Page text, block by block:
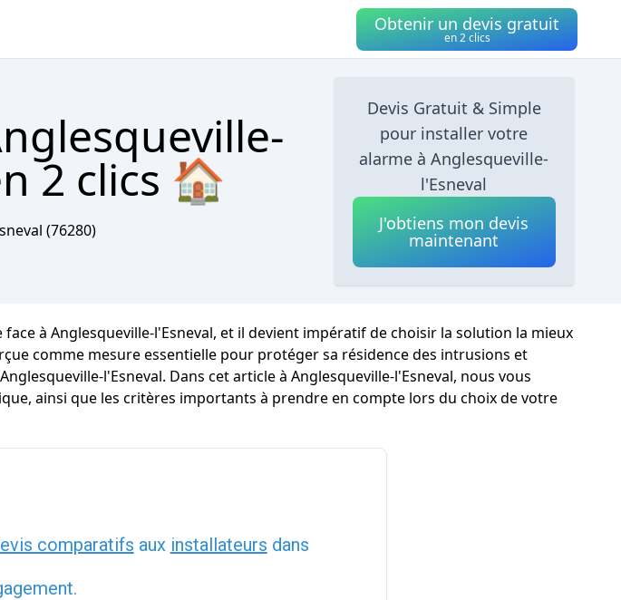
Obtenir un devis gratuit
en 2 clics
2 clics 🏠
(76280)
Devis Gratuit & Simple
pour installer votre
alarme à Anglesqueville-
l'Esneval
J'obtiens mon devis
maintenant
à Anglesqueville-l'Esneval, et il devient impératif de choisir la solution la mieux
comme mesure essentielle pour protéger sa résidence des intrusions et
l'Esneval. Dans cet article à Anglesqueville-l'Esneval, nous vous
ainsi que les critères importants à prendre en compte lors du choix de votre
comparatifs aux installateurs dans